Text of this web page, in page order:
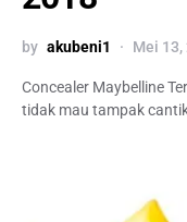
by akubeni1 Mei 13,
Concealer Maybelline
tidak mau tampak